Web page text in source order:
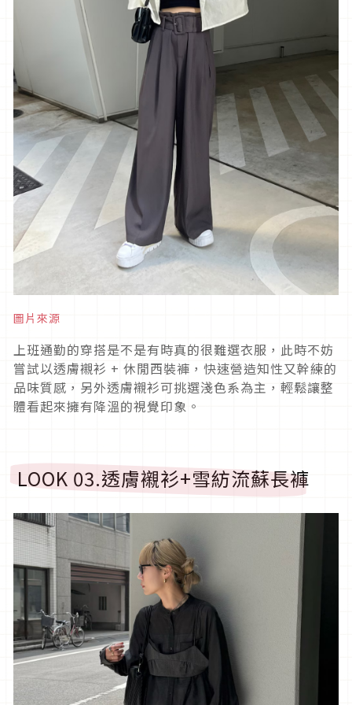
圖片來源
上班通勤的穿搭是不是有時真的很難選衣服，此時不妨
嘗試以透膚襯衫 + 休閒西裝褲，快速營造知性又幹練的
品味質感，另外透膚襯衫可挑選淺色系為主，輕鬆讓整
體看起來擁有降溫的視覺印象。
LOOK 03.透膚襯衫+雪紡流蘇長褲